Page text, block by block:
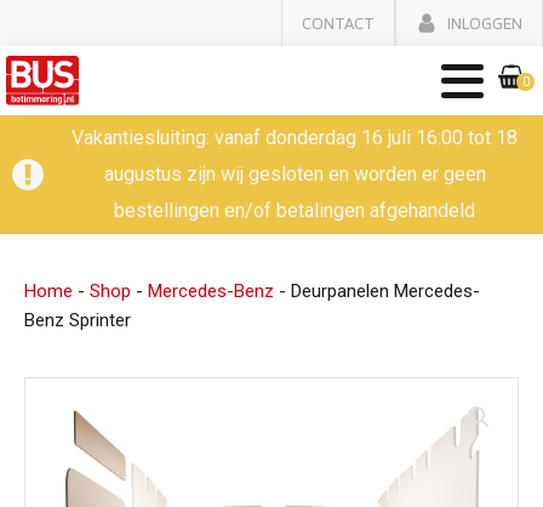
CONTACT INLOGGEN
0
Vakantiesluiting: vanaf donderdag 16 juli 16:00 tot 18
augustus zijn wij gesloten en worden er geen
bestellingen en/of betalingen afgehandeld
Home - Shop - Mercedes-Benz - Deurpanelen Mercedes-
Benz Sprinter